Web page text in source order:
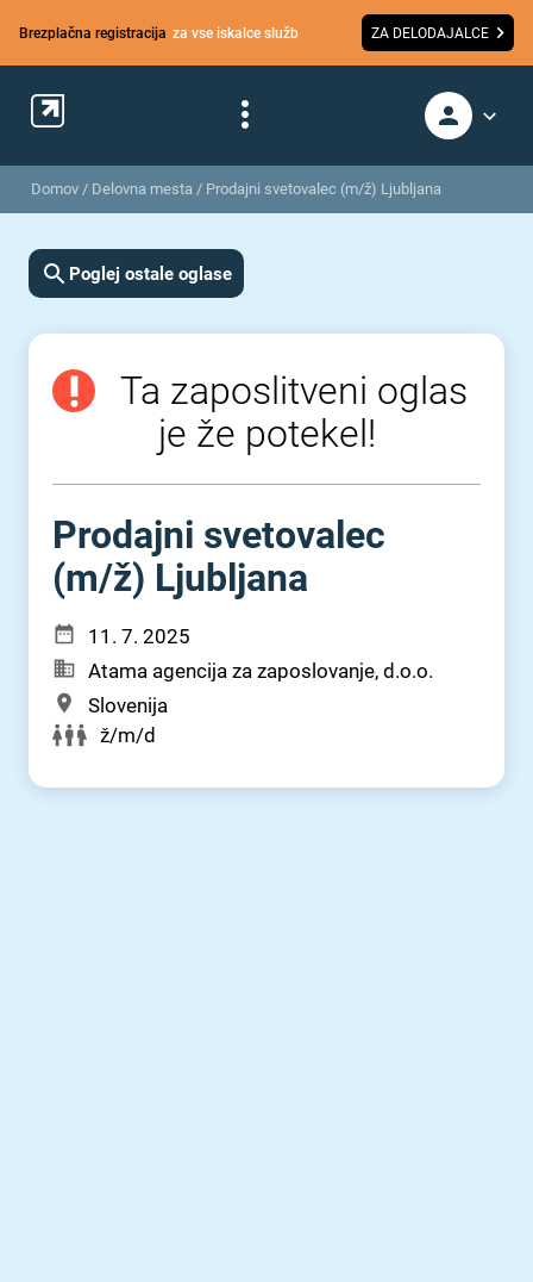
Brezplačna registracija za vse iskalce služb ZA DELODAJALCE
Domov / Delovna mesta / Prodajni svetovalec (m/ž) Ljubljana
Poglej ostale oglase
Ta zaposlitveni oglas
je že potekel!
Prodajni svetovalec
(m⁠/⁠ž) Ljubljana
11. 7. 2025
Atama agencija za zaposlovanje, d.o.o.
Slovenija
ž/m/d